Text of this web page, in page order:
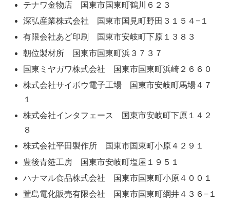
テナワ金物店 国東市国東町鶴川６２３
深弘産業株式会社 国東市国見町野田３１５４−１
有限会社あど印刷 国東市安岐町下原１３８３
朝位製材所 国東市国東町浜３７３７
国東ミヤガワ株式会社 国東市国東町浜崎２６６０
株式会社サイボウ電子工場 国東市安岐町馬場４７
１
株式会社インタフェース 国東市安岐町下原１４２
８
株式会社平田製作所 国東市国東町小原４２９１
豊後青筵工房 国東市安岐町塩屋１９５１
ハナマル食品株式会社 国東市国東町小原４００１
萱島電化販売有限会社 国東市国東町綱井４３６−１